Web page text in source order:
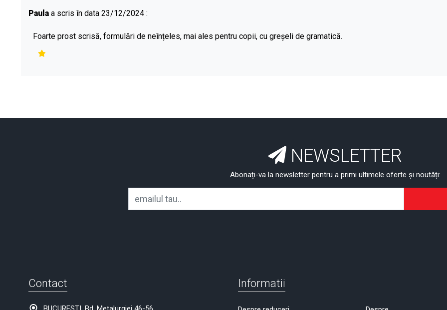
Paula a scris în data 23/12/2024 :
Foarte prost scrisă, formulări de neînțeles, mai ales pentru copii, cu greșeli de gramatică.
NEWSLETTER
Abonați-va la newsletter pentru a primi ultimele oferte și noutăți:
Contact Informatii